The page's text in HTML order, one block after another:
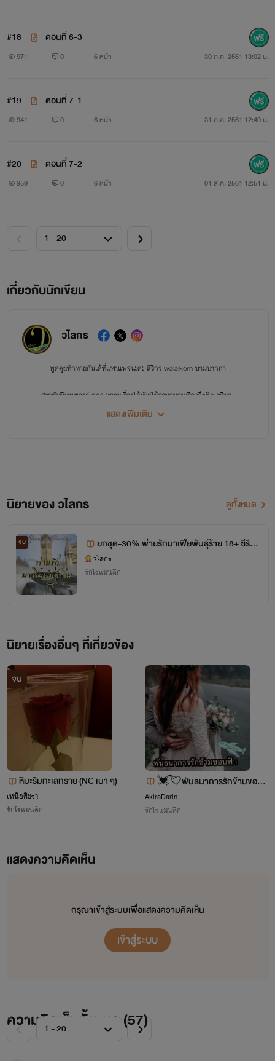
#18 ตอนที่ 6-3
971 0 6 หน้า 30 ก.ค. 2561 13:02 น.
#19 ตอนที่ 7-1
941 0 6 หน้า 31 ก.ค. 2561 12:40 น.
#20 ตอนที่ 7-2
959 0 6 หน้า 01 ส.ค. 2561 12:51 น.
เกี่ยวกับนักเขียน
วไลกร
พูดคุยทักทายกันได้ที่แฟนเพจนะคะ สิริกร walaikorn นามปากกา
สำหรับนิยายของวไลกร หลายเรื่องได้เปิดให้อ่านจนจบเรื่องจึงติดเหรียญ
ขอบคุณมากมายที่ช่วยอุดหนุนในทุกช่องทาง
แสดงเพิ่มเติม
นิยายของ วไลกร ดูทั้งหมด
จบ
ยกชุด-30% พ่ายรักมาเฟียพันธุ์ร้าย 18+ ซีรีส์ชุ
ดมาเฟียพันธุ์ร้าย เล่ม 2
วไลกร
รักโรแมนติก
นิยายเรื่องอื่นๆ ที่เกี่ยวข้อง
จบ
หิมะริมทะเลทราย (NC เบา ๆ)
เหนือศิขรา
รักโรแมนติก
💓💘พันธนาการรักข้ามขอบ
ฟ้า✈️☁️
AkiraDarin
รักโรแมนติก
แสดงความคิดเห็น
กรุณาเข้าสู่ระบบเพื่อแสดงความคิดเห็น
เข้าสู่ระบบ
ความคิดเห็นทั้งหมด (57)